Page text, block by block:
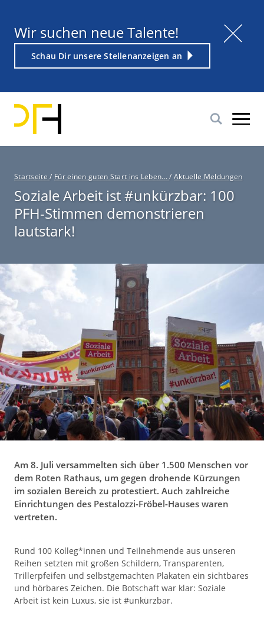
InhaltTitel
Wir suchen neue Talente!
Link
Schau Dir unsere Stellenanzeigen an
P
f
a
d
n
a
i
a
t
i
o
n
Startseite/ Für einen guten Start ins Leben.../Aktuelle Meldungen
Soziale Arbeit ist #unkürzbar: 100
PFH-Stimmen demonstrieren
lautstark!
Am 8. Juli versammelten sich über 1.500 Menschen vor
dem Roten Rathaus, um gegen drohende Kürzungen
im sozialen Bereich zu protestiert. Auch zahlreiche
Einrichtungen des Pestalozzi-Fröbel-Hauses waren
vertreten.
Rund 100 Kolleg*innen und Teilnehmende aus unseren
Reihen setzten mit großen Schildern, Transparenten,
Trillerpfeifen und selbstgemachten Plakaten ein sichtbares
und hörbares Zeichen. Die Botschaft war klar: Soziale
Arbeit ist kein Luxus, sie ist #unkürzbar.